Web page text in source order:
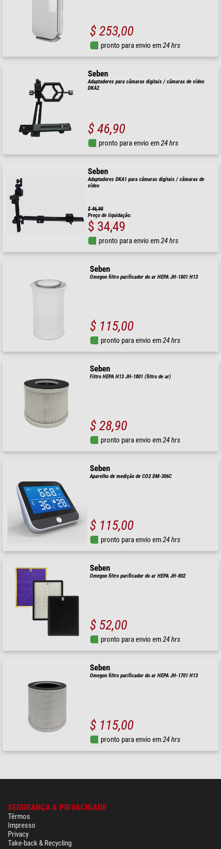
$ 253,00
pronto para envio em24 hrs
Seben
Adaptadores para câmaras digitais / câmaras de vídeo
DKA2
$ 46,90
pronto para envio em24 hrs
Seben
Adaptadores DKA1 para câmaras digitais / câmaras de
vídeo
$ 46,90
Preço de liquidação:
$ 34,49
pronto para envio em24 hrs
Seben
Omegon filtro purificador do ar HEPA JH-1801 H13
$ 115,00
pronto para envio em24 hrs
Seben
Filtro HEPA H13 JH-1801 (filtro de ar)
$ 28,90
pronto para envio em24 hrs
Seben
Aparelho de medição de CO2 DM-306C
$ 115,00
pronto para envio em24 hrs
Seben
Omegon filtro purificador do ar HEPA JH-802
$ 52,00
pronto para envio em24 hrs
Seben
Omegon filtro purificador do ar HEPA JH-1701 H13
$ 115,00
pronto para envio em24 hrs
SEGURANÇA & PRIVACIDADE
Têrmos
Impresso
Privacy
Take-back & Recycling